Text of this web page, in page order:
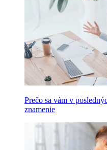
Prečo sa vám v
znamenie